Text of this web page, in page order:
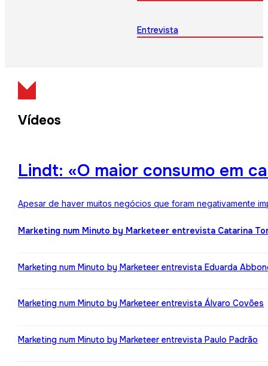
Entrevista
Vídeos
Lindt: «O maior consumo em
Apesar de haver muitos negócios que foram negativamente
Marketing num Minuto by Marketeer entrevista Catarina
Marketing num Minuto by Marketeer entrevista Eduarda
Marketing num Minuto by Marketeer entrevista Álvaro Covões
Marketing num Minuto by Marketeer entrevista Paulo Padrão